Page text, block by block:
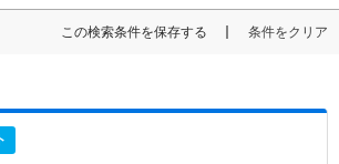
この検索条件を保存する 条件をクリア